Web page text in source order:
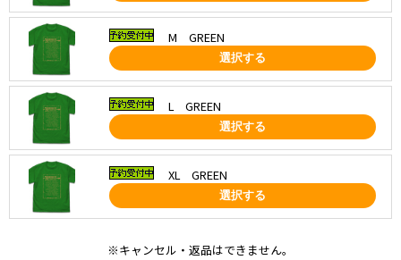
M GREEN
選択する
L GREEN
選択する
XL GREEN
選択する
※キャンセル・返品はできません。